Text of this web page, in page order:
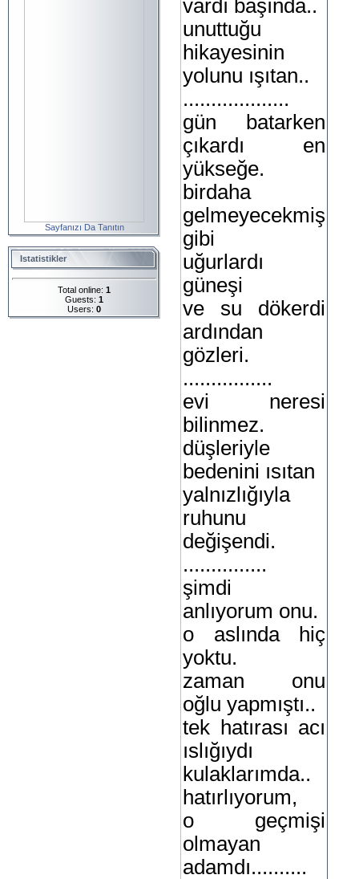
Sayfanızı Da Tanıtın
Istatistikler
Total online: 1
Guests: 1
Users: 0
vardı başında..
unuttuğu
hikayesinin
yolunu ışıtan..
...................
gün batarken
çıkardı en
yükseğe.
birdaha
gelmeyecekmiş
gibi
uğurlardı
güneşi
ve su dökerdi
ardından
gözleri.
................
evi neresi
bilinmez.
düşleriyle
bedenini ısıtan
yalnızlığıyla
ruhunu
değişendi.
...............
şimdi
anlıyorum onu.
o aslında hiç
yoktu.
zaman onu
oğlu yapmıştı..
tek hatırası acı
ıslığıydı
kulaklarımda..
hatırlıyorum,
o geçmişi
olmayan
adamdı..........